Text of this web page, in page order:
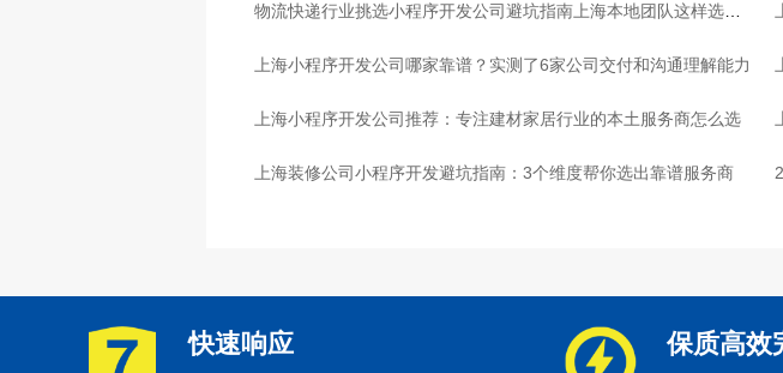
物流快递行业挑选小程序开发公司避坑指南上海本地团队这样选放
心
上海小程序开发公司哪家靠谱？实测了6家公司交付和沟通理解能力
上海小程序开发公司推荐：专注建材家居行业的本土服务商怎么选
上海装修公司小程序开发避坑指南：3个维度帮你选出靠谱服务商
快速响应 保质高效